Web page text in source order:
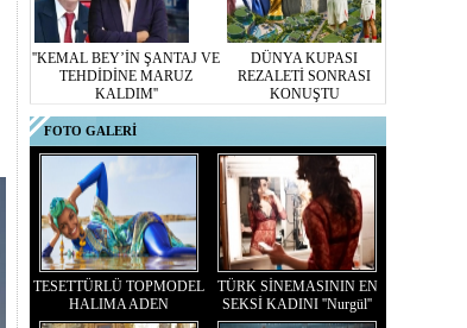
''KEMAL BEY’İN ŞANTAJ VE
TEHDİDİNE MARUZ
KALDIM''
DÜNYA KUPASI
REZALETİ SONRASI
KONUŞTU
FOTO GALERİ
TESETTÜRLÜ TOPMODEL
HALIMA ADEN
TÜRK SİNEMASININ EN
SEKSİ KADINI ''Nurgül''